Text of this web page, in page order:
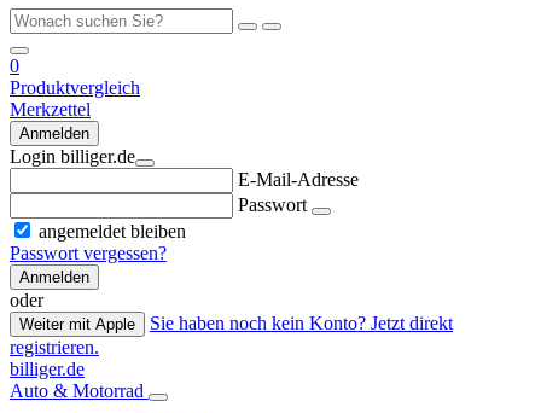
0
Produktvergleich
Merkzettel
Anmelden
Login billiger.de
E-Mail-Adresse
Passwort
angemeldet bleiben
Passwort vergessen?
Anmelden
oder
Weiter mit Apple
Sie haben noch kein Konto? Jetzt direkt
registrieren.
billiger.de
Auto & Motorrad